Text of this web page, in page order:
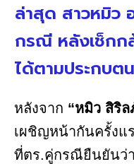
ล่าสุด สาวหมิว
กรณี หลังเช็กก
ได้ตามประกบตน
หลังจาก “หมิว สิริล
เผชิญหน้ากันครั้งแ
ที่ตร.คู่กรณียืนยันว่